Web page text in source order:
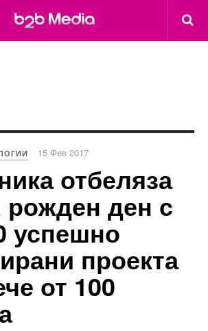
15 Фев 2017
отбеляза
рожден ден с
успешно
проекта
от 100